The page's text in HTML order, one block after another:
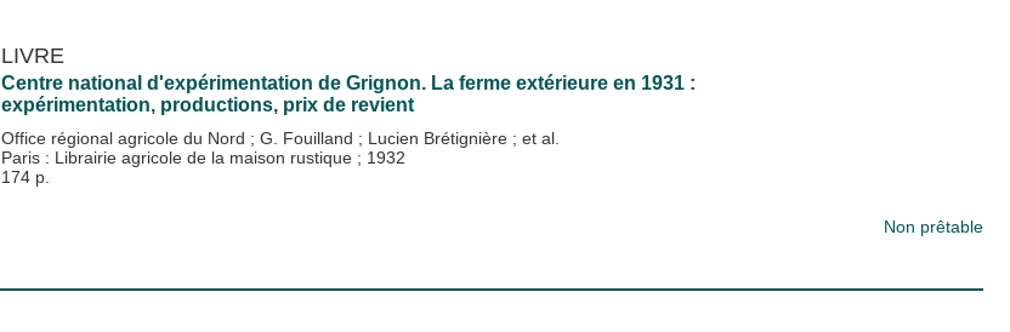
LIVRE
Centre national d'expérimentation de Grignon. La ferme extérieure en 1931 :
expérimentation, productions, prix de revient
Office régional agricole du Nord ; G. Fouilland ; Lucien Brétignière ; et al.
Paris : Librairie agricole de la maison rustique ; 1932
174 p.
Non prêtable